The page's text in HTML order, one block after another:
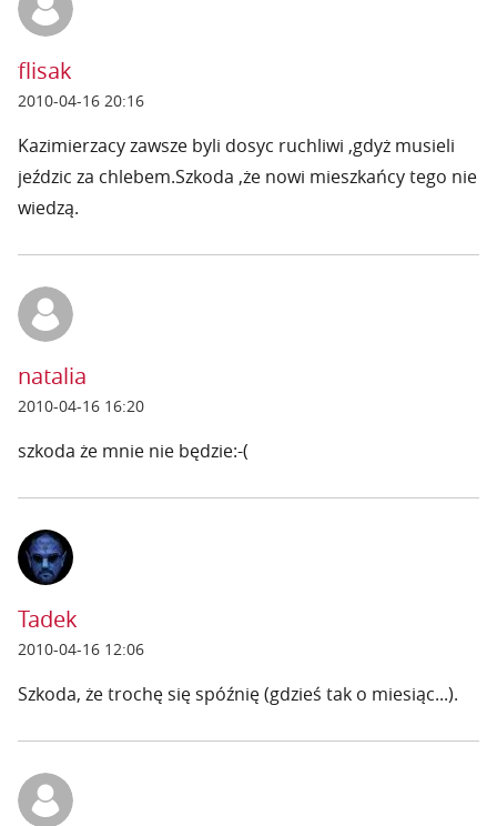
flisak
2010-04-16 20:16
Kazimierzacy zawsze byli dosyc ruchliwi ,gdyż musieli
jeździc za chlebem.Szkoda ,że nowi mieszkańcy tego nie
wiedzą.
natalia
2010-04-16 16:20
szkoda że mnie nie będzie:-(
Tadek
2010-04-16 12:06
Szkoda, że trochę się spóźnię (gdzieś tak o miesiąc...).